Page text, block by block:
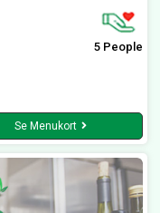
5 People
Se Menukort